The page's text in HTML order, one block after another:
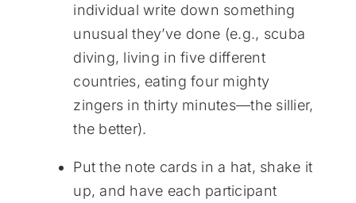
individual write down something
unusual they’ve done (e.g., scuba
diving, living in five different
countries, eating four mighty
zingers in thirty minutes—the sillier,
the better).
Put the note cards in a hat, shake it
up, and have each participant